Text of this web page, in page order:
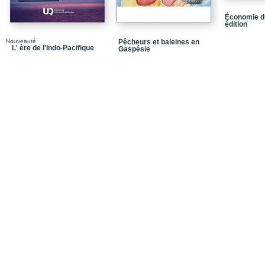
sécurité du revenu à la
responsabilité sociale
Responsabilité
Nouveauté
L' ère de l'Indo-Pacifique
Pêcheurs et baleines en
Gaspésie
Économie
édition